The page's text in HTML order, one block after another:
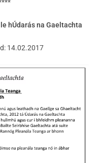
hÚdarás na Gaeltachta
14.02.2017